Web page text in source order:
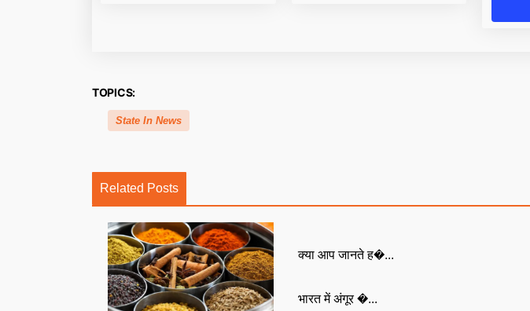
TOPICS:
State In News
Related Posts
क्या आप जानते ह�...
भारत में अंगूर �...